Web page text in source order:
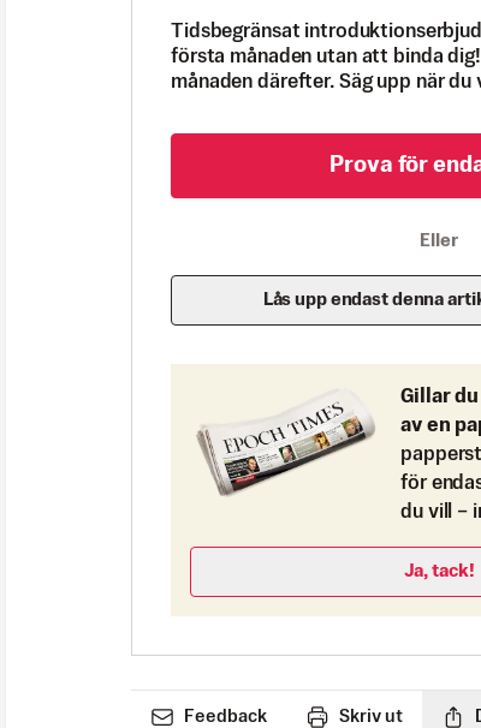
Tidsbegränsat
första månaden utan att binda
månaden därefter. Säg upp när du
Prova för
Eller
Lås upp endast denna
Gillar
av en
för
du vill –
Ja, tack!
Feedback Skriv ut